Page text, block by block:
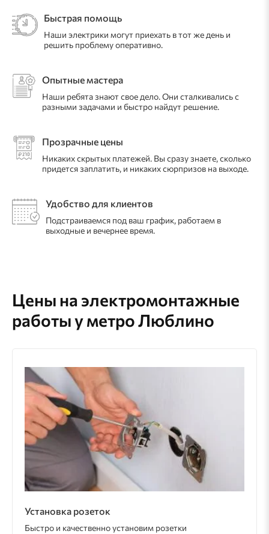
Быстрая помощь
Наши электрики могут приехать в тот же день и
решить проблему оперативно.
Опытные мастера
Наши ребята знают свое дело. Они сталкивались с
разными задачами и быстро найдут решение.
Прозрачные цены
Никаких скрытых платежей. Вы сразу знаете, сколько
придется заплатить, и никаких сюрпризов на выходе.
Удобство для клиентов
Подстраиваемся под ваш график, работаем в
выходные и вечернее время.
Цены на электромонтажные
работыу метро Люблино
Установка розеток
Быстро и качественно установим розетки